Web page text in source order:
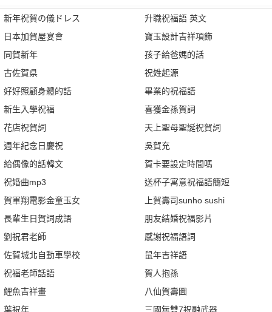
新年祝賀の儀ドレス
日本加賀屋宴會
同賀新年
古佐賀県
好好照顧身體的話
新生入學祝福
花店祝賀詞
週年紀念日慶祝
給偶像的話韓文
祝婚曲mp3
賀軍翔電影金童玉女
長輩生日賀詞成語
劉祝君老師
佐賀城北自動車學校
祝福老師話語
鯉魚吉祥畫
葉祝年
升職祝福語 英文
寶玉設計吉祥項飾
孩子給爸媽的話
祝姓起源
畢業的祝福語
喜獲金孫賀詞
天上聖母聖誕祝賀詞
吳賀充
賀卡要設定時間嗎
送杯子寓意祝福語簡短
上賀壽司sunho sushi
朋友結婚祝福影片
感謝祝福語詞
鼠年吉祥語
賀人抱孫
八仙賀壽圖
三國無雙7祝融武器